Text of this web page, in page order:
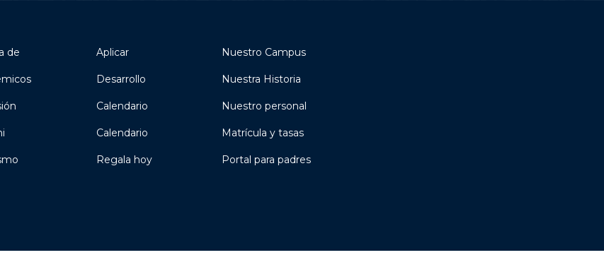
de Aplicar
Desarrollo
Calendario
Calendario
Regala hoy
Nuestro Campus
Nuestra Historia
Nuestro personal
Matrícula y tasas
Portal para padres